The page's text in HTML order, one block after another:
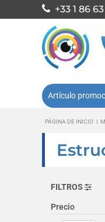
+33 1 86
Artículo
PÁGINA DE INICIO |
FILTROS
Precio